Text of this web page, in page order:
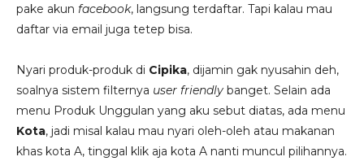
pake akun facebook, langsung terdaftar. Tapi kalau mau
daftar via email juga tetep bisa.
Nyari produk-produk di Cipika, dijamin gak nyusahin deh,
soalnya sistem filternya user friendly banget. Selain ada
menu Produk Unggulan yang aku sebut diatas, ada menu
Kota, jadi misal kalau mau nyari oleh-oleh atau makanan
khas kota A, tinggal klik aja kota A nanti muncul pilihannya.